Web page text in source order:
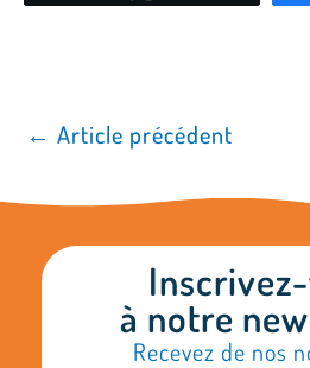
← Article précédent
à notre
Recevez de nos